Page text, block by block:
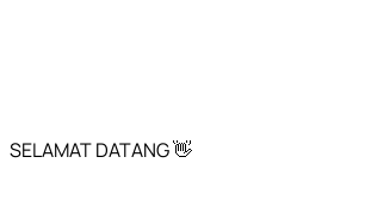
SELAMAT DATANG 👋